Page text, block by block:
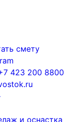
смету
423 200 8800
и оснастка